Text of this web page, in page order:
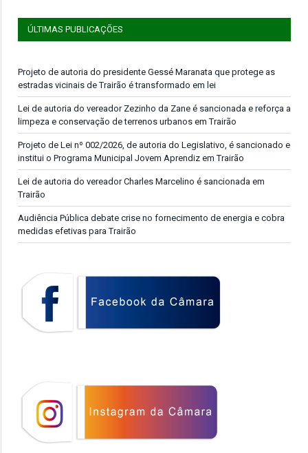
ÚLTIMAS PUBLICAÇÕES
Projeto de autoria do presidente Gessé Maranata que protege as
estradas vicinais de Trairão é transformado em lei
Lei de autoria do vereador Zezinho da Zane é sancionada e reforça a
limpeza e conservação de terrenos urbanos em Trairão
Projeto de Lei nº 002/2026, de autoria do Legislativo, é sancionado e
institui o Programa Municipal Jovem Aprendiz em Trairão
Lei de autoria do vereador Charles Marcelino é sancionada em
Trairão
Audiência Pública debate crise no fornecimento de energia e cobra
medidas efetivas para Trairão